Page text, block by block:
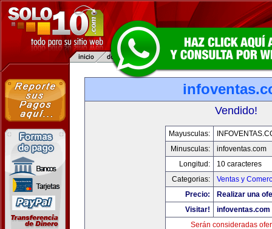
Vendido!
Mayusculas:
Minusculas:
infoventas.com
Longitud:
10 caracteres
Categorias:
Ventas y
Precio:
Realizar una
Visitar!
infoventas.com
Serán consideradas